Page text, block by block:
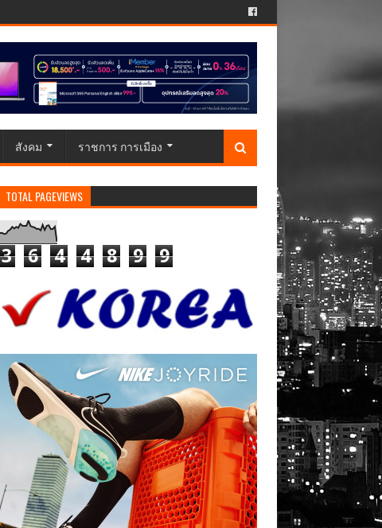
สังคม ราชการ การเมือง
TOTAL PAGEVIEWS
3 6 4 4 8 9 9